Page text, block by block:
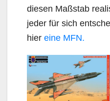
diesen Maßstab
jeder für sich
hier eine MFN.